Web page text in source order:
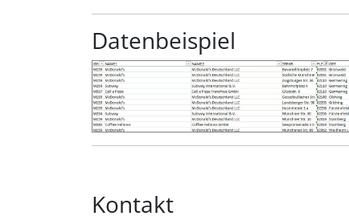
Datenbeispiel
Kontakt